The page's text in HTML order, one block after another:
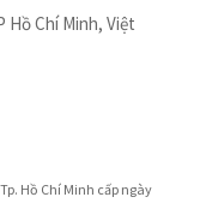
Hồ Chí Minh, Việt
Hồ Chí Minh cấp ngày